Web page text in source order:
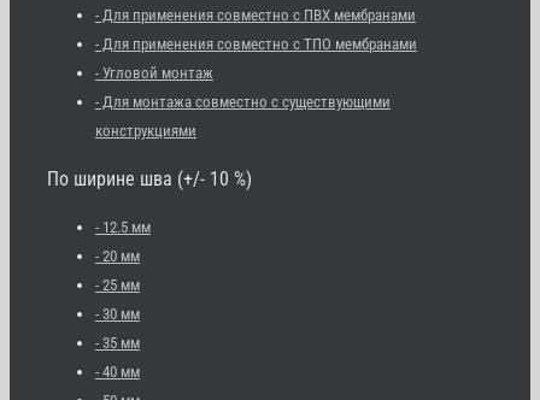
- Для применения совместно с ПВХ мембранами
- Для применения совместно с ТПО мембранами
- Угловой монтаж
- Для монтажа совместно с существующими
конструкциями
По ширине шва (+/- 10 %)
- 12.5 мм
- 20 мм
- 25 мм
- 30 мм
- 35 мм
- 40 мм